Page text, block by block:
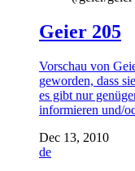
Geier 205
Vorschau von
geworden, dass
es gibt nur
informieren und/
Dec 13, 2010
de